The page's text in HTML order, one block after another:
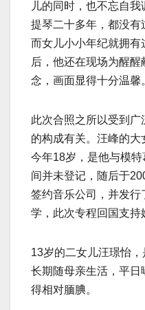
儿的同时，也不忘自
提琴二十多年，都没有
而女儿小小年纪就拥有
后，他还在现场为醒
念，画面显得十分温馨
此次合照之所以受到
的构成有关。汪峰的大
今年18岁，是他与模
间并未登记，随后于
签约音乐公司，并发
学，此次专程回国支持
13岁的二女儿汪璟怡
长期随母亲生活，平日
得相对腼腆。